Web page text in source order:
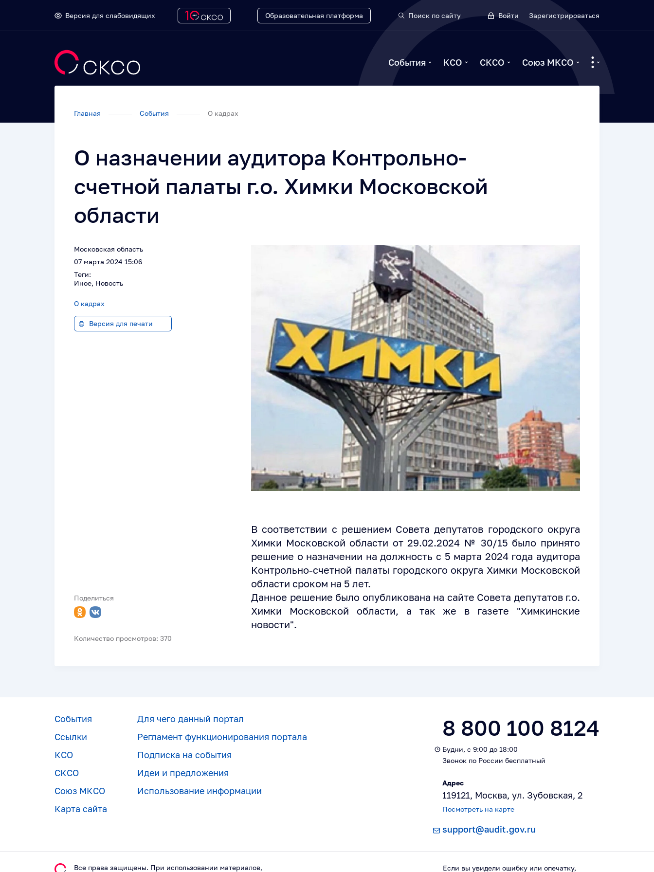
Версия для слабовидящих Образовательная платформа Поиск по сайту Войти Зарегистрироваться
События КСО СКСО Союз МКСО
Главная События О кадрах
О назначении аудитора Контрольно-
счетной палаты г.о. Химки Московской
области
Московская область
07 марта 2024 15:06
Теги:
Иное, Новость
О кадрах
Версия для печати
Поделиться
Количество просмотров: 370
В соответствии с решением Совета депутатов городского округа
Химки Московской области от 29.02.2024 № 30/15 было принято
решение о назначении на должность с 5 марта 2024 года аудитора
Контрольно-счетной палаты городского округа Химки Московской
области сроком на 5 лет.
Данное решение было опубликована на сайте Совета депутатов г.о.
Химки Московской области, а так же в газете "Химкинские
новости".
События
Ссылки
КСО
СКСО
Союз МКСО
Карта сайта
Для чего данный портал
Регламент функционирования портала
Подписка на события
Идеи и предложения
Использование информации
8 800 100 8124
Будни, с 9:00 до 18:00
Звонок по России бесплатный
Адрес
119121, Москва, ул. Зубовская, 2
Посмотреть на карте
support@audit.gov.ru
Все права защищены. При использовании материалов, Если вы увидели ошибку или опечатку,